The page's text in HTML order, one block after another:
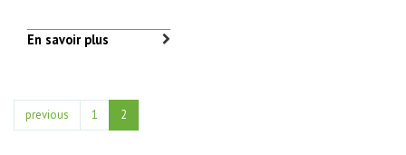
En savoir plus
previous 1 2